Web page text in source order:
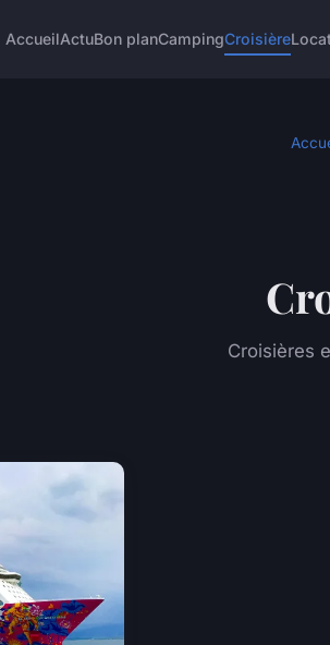
AccueilActuBon planCampingCroisière
Croisières